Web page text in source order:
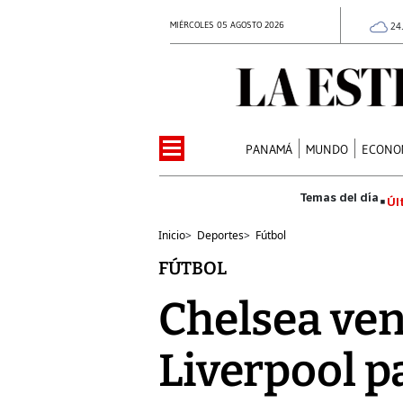
MIÉRCOLES 05 AGOSTO 2026
PANAMÁ MUNDO
Inicio> Deportes> Fútbol
FÚTBOL
Chelsea
Liverpool